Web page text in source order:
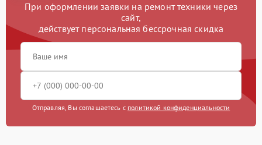
При оформлении заявки на ремонт техники через
сайт,
действует персональная бессрочная скидка
Отправляя, Вы соглашаетесь с политикой конфиденциальности